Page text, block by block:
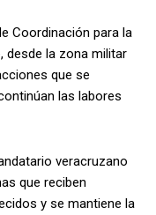
Coordinación para la
desde la zona militar
que se
las labores
veracruzano
que reciben
y se mantiene la